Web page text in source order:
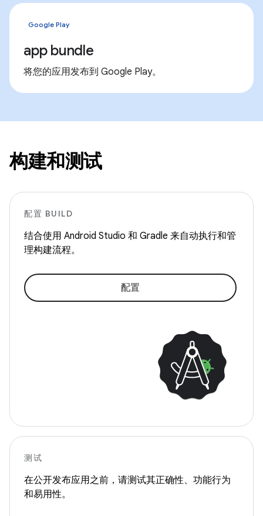
Google Play
app bundle
将您的应用发布到 Google Play。
构建和测试
配置 BUILD
结合使用 Android Studio 和 Gradle 来自动执行和管
理构建流程。
配置
测试
在公开发布应用之前，请测试其正确性、功能行为
和易用性。